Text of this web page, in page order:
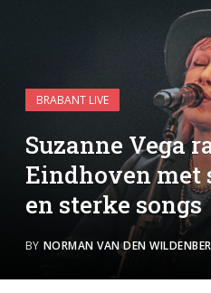
BRABANT LIVE
Suzanne Vega
Eindhoven
en sterke songs
BY NORMAN VAN DEN